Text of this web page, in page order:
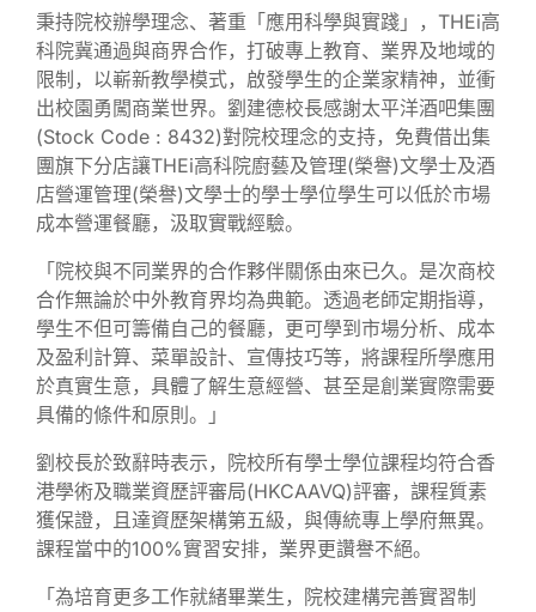
秉持院校辦學理念、著重「應用科學與實踐」，THEi高
科院冀通過與商界合作，打破專上教育、業界及地域的
限制，以嶄新教學模式，啟發學生的企業家精神，並衝
出校園勇闖商業世界。劉建德校長感謝太平洋酒吧集團
(Stock Code : 8432)對院校理念的支持，免費借出集
團旗下分店讓THEi高科院廚藝及管理(榮譽)文學士及酒
店營運管理(榮譽)文學士的學士學位學生可以低於市場
成本營運餐廳，汲取實戰經驗。
「院校與不同業界的合作夥伴關係由來已久。是次商校
合作無論於中外教育界均為典範。透過老師定期指導，
學生不但可籌備自己的餐廳，更可學到市場分析、成本
及盈利計算、菜單設計、宣傳技巧等，將課程所學應用
於真實生意，具體了解生意經營、甚至是創業實際需要
具備的條件和原則。」
劉校長於致辭時表示，院校所有學士學位課程均符合香
港學術及職業資歷評審局(HKCAAVQ)評審，課程質素
獲保證，且達資歷架構第五級，與傳統專上學府無異。
課程當中的100%實習安排，業界更讚譽不絕。
「為培育更多工作就緒畢業生，院校建構完善實習制